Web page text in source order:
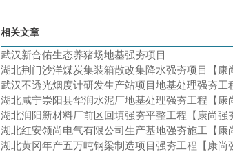
相关文章
武汉新合佑生态养猪场地基强夯项目
湖北荆门沙洋煤炭集装箱散改集降水强夯项目【康
武汉不透光烟度计研发生产站项目地基处理强夯工
湖北咸宁崇阳县华润水泥厂地基处理强夯工程【康
湖北润阳新材料厂前区回填强夯平整工程【康尚强
湖北红安领尚电气有限公司生产基地强夯施工【康
湖北黄冈年产五万吨钢梁制造项目强夯工程【康尚